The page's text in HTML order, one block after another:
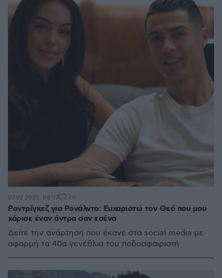
Ροντρίγκεζ για Ρονάλντο: Ευχαριστώ τον Θεό που μου
χάρισε έναν άντρα σαν εσένα
Δείτε την ανάρτηση που έκανε στα social media με
αφορμή τα 40α γενέθλια του ποδοσφαιριστή
07.02.2025, 08:57 20